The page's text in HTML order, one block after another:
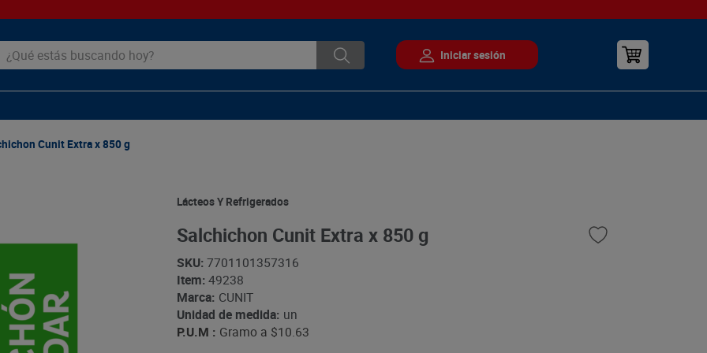
estás buscando hoy?
Cunit Extra x 850 g
Lácteos Y Refrigerados
Salchichon Cunit Extra x 850 g
SKU: 7701101357316
Item: 49238
Marca: CUNIT
Unidad de medida: un
P.U.M : Gramo a $10.63